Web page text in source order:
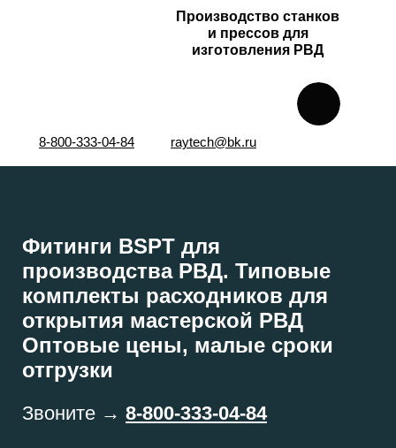
Производство станков
и прессов для
изготовления РВД
8-800-333-04-84 raytech@bk.ru
Фитинги BSPT для
производства РВД. Типовые
комплекты расходников для
открытия мастерской РВД
Оптовые цены, малые сроки
отгрузки
Звоните → 8-800-333-04-84